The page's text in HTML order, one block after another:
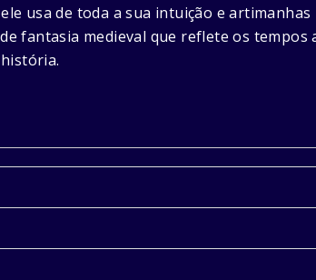
usa de toda a sua intuição e
fantasia medieval que reflete os